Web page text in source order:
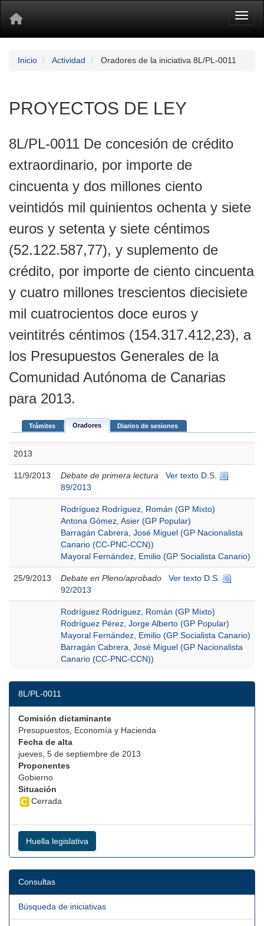
Inicio Actividad Oradores de la iniciativa 8L/PL-0011
PROYECTOS DE LEY
8L/PL-0011 De concesión de crédito
extraordinario, por importe de
cincuenta y dos millones ciento
veintidós mil quinientos ochenta y siete
euros y setenta y siete céntimos
(52.122.587,77), y suplemento de
crédito, por importe de ciento cincuenta
y cuatro millones trescientos diecisiete
mil cuatrocientos doce euros y
veintitrés céntimos (154.317.412,23), a
los Presupuestos Generales de la
Comunidad Autónoma de Canarias
para 2013.
Trámites Oradores Diarios de sesiones
2013
11/9/2013 Debate de primera lectura
Ver texto D.S.
89/2013
Rodríguez Rodríguez, Román (GP Mixto)
Antona Gómez, Asier (GP Popular)
Barragán Cabrera, José Miguel (GP Nacionalista
Canario (CC-PNC-CCN))
Mayoral Fernández, Emilio (GP Socialista Canario)
25/9/2013 Debate en Pleno/aprobado
Ver texto D.S.
92/2013
Rodríguez Rodríguez, Román (GP Mixto)
Rodríguez Pérez, Jorge Alberto (GP Popular)
Mayoral Fernández, Emilio (GP Socialista Canario)
Barragán Cabrera, José Miguel (GP Nacionalista
Canario (CC-PNC-CCN))
8L/PL-0011
Comisión dictaminante
Presupuestos, Economía y Hacienda
Fecha de alta
jueves, 5 de septiembre de 2013
Proponentes
Gobierno
Situación
Cerrada
Huella legislativa
Consultas
Búsqueda de iniciativas